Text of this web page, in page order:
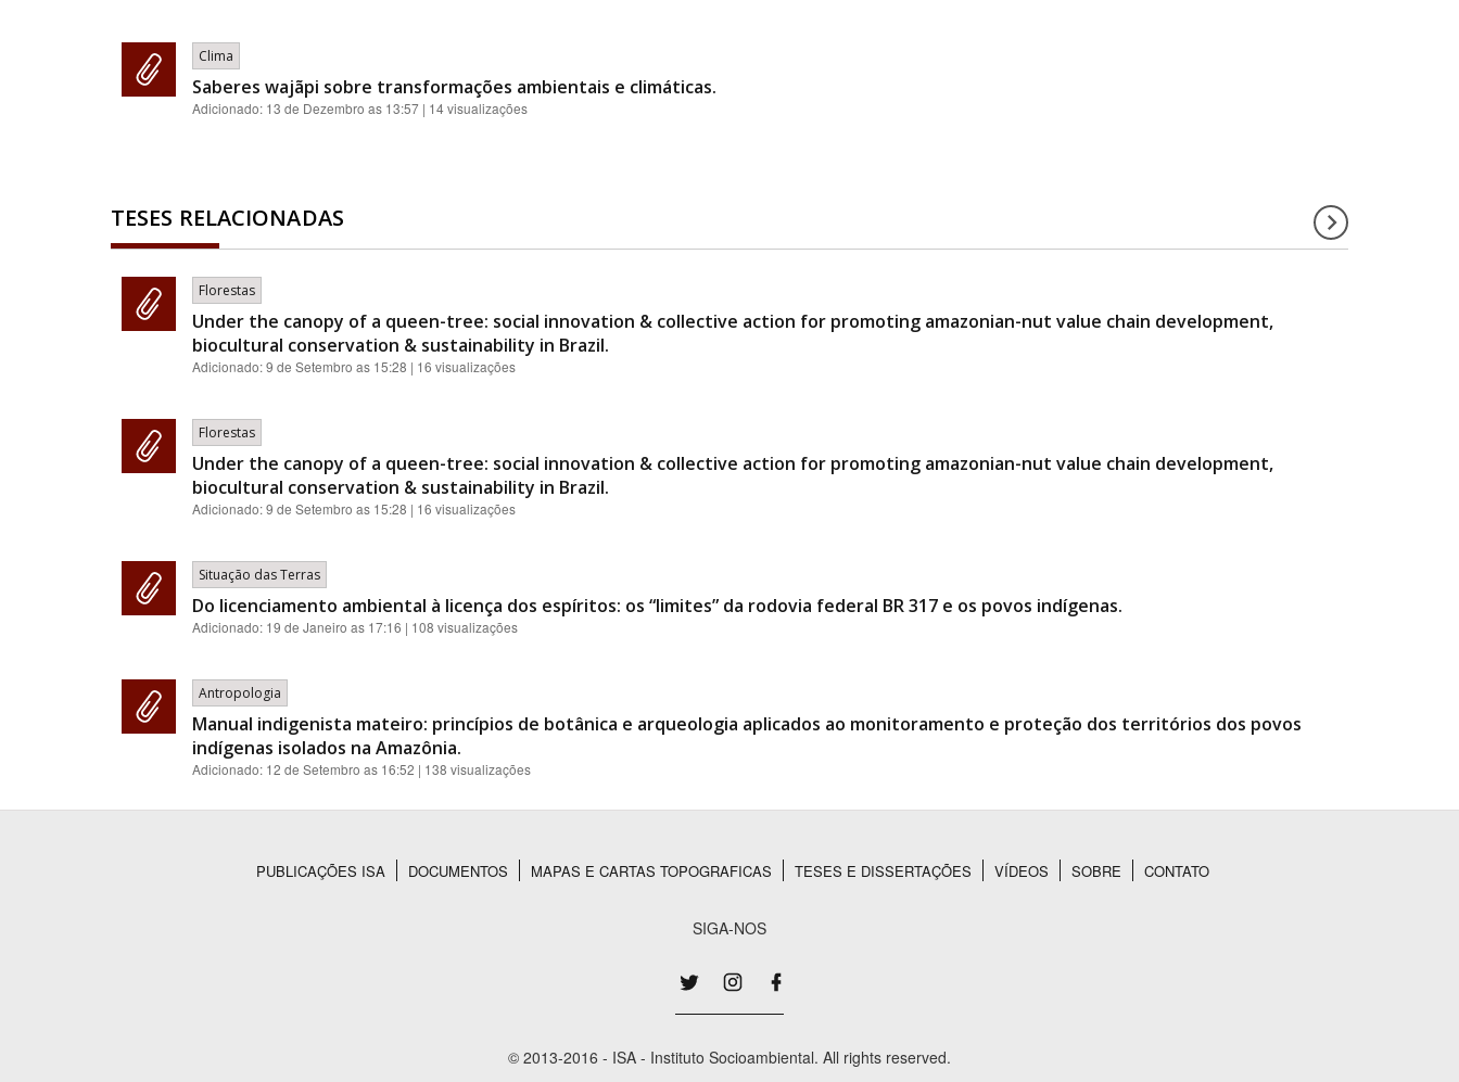
Clima
Saberes wajãpi sobre transformações ambientais e climáticas.
Adicionado: 13 de Dezembro as 13:57 | 14 visualizações
TESES RELACIONADAS
Florestas
Under the canopy of a queen-tree: social innovation & collective action for promoting amazonian-nut value chain development,
biocultural conservation & sustainability in Brazil.
Adicionado:9 de Setembro as 15:28 | 16 visualizações
Florestas
Under the canopy of a queen-tree: social innovation & collective action for promoting amazonian-nut value chain development,
biocultural conservation & sustainability in Brazil.
Adicionado:9 de Setembro as 15:28 | 16 visualizações
Situação das Terras
Do licenciamento ambiental à licença dos espíritos: os “limites” da rodovia federal BR 317 e os povos indígenas.
Adicionado: 19 de Janeiro as 17:16 | 108 visualizações
Antropologia
Manual indigenista mateiro: princípios de botânica e arqueologia aplicados ao monitoramento e proteção dos territórios dos povos
indígenas isolados na Amazônia.
Adicionado: 12 de Setembro as 16:52 | 138 visualizações
PUBLICAÇÕES ISA DOCUMENTOS MAPAS E CARTAS TOPOGRAFICAS TESES E DISSERTAÇÕES VÍDEOS SOBRE CONTATO
SIGA-NOS
© 2013-2016 - ISA - Instituto Socioambiental. All rights reserved.